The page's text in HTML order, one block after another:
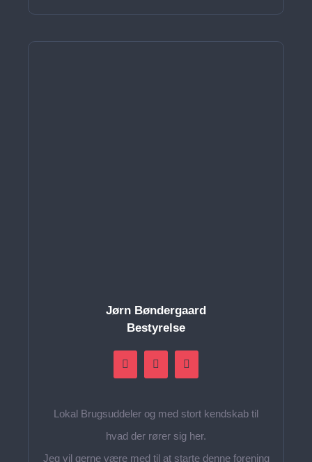
Jørn Bøndergaard
Bestyrelse
Lokal Brugsuddeler og med stort kendskab til
hvad der rører sig her.
Jeg vil gerne være med til at starte denne forening